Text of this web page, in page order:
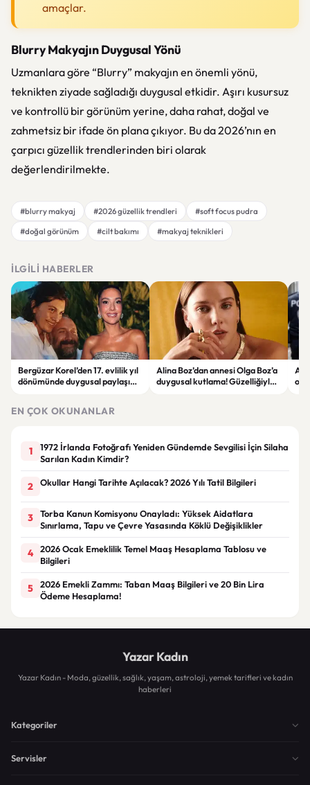
amaçlar.
Blurry Makyajın Duygusal Yönü
Uzmanlara göre “Blurry” makyajın en önemli yönü,
teknikten ziyade sağladığı duygusal etkidir. Aşırı kusursuz
ve kontrollü bir görünüm yerine, daha rahat, doğal ve
zahmetsiz bir ifade ön plana çıkıyor. Bu da 2026’nın en
çarpıcı güzellik trendlerinden biri olarak
değerlendirilmekte.
#blurry makyaj #2026 güzellik trendleri
#soft focus pudra
#doğal görünüm
#cilt bakımı #makyaj teknikleri
İLGILI HABERLER
Bergüzar Korel’den 17. evlilik yıl
dönümünde duygusal paylaşım!
Alina Boz’dan annesi Olga Boz’a
duygusal kutlama! Güzelliğiyle
EN ÇOK OKUNANLAR
1
1972 İrlanda Fotoğrafı Yeniden Gündemde Sevgilisi İçin Silaha
Sarılan Kadın Kimdir?
2 Okullar Hangi Tarihte Açılacak? 2026 Yılı Tatil Bilgileri
3
Torba Kanun Komisyonu Onayladı: Yüksek Aidatlara
Sınırlama, Tapu ve Çevre Yasasında Köklü Değişiklikler
4
2026 Ocak Emeklilik Temel Maaş Hesaplama Tablosu ve
Bilgileri
5
2026 Emekli Zammı: Taban Maaş Bilgileri ve 20 Bin Lira
Ödeme Hesaplama!
Yazar Kadın
Yazar Kadın - Moda, güzellik, sağlık, yaşam, astroloji, yemek tarifleri ve kadın
haberleri
Kategoriler
Servisler